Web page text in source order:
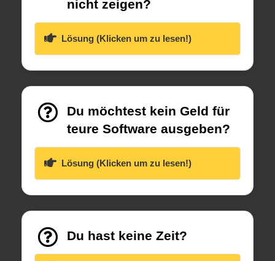
nicht zeigen?
Lösung (Klicken um zu lesen!)
Du möchtest kein Geld für
teure Software ausgeben?
Lösung (Klicken um zu lesen!)
Du hast keine Zeit?